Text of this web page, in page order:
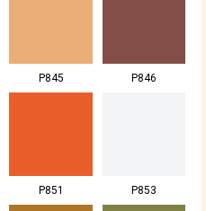
P845 P846
P851 P853